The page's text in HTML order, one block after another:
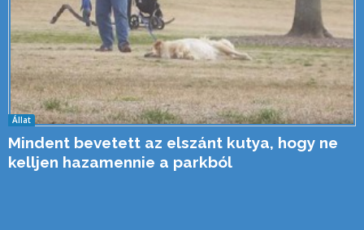
Állat
Mindent bevetett az elszánt kutya, hogy ne
kelljen hazamennie a parkból